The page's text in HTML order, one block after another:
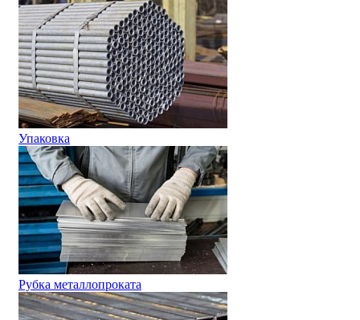
Упаковка
Рубка металлопроката